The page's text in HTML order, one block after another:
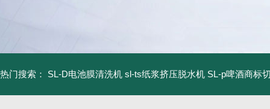
热门搜索： SL-D电池膜清洗机 sl-ts纸浆挤压脱水机 SL-p啤酒商标